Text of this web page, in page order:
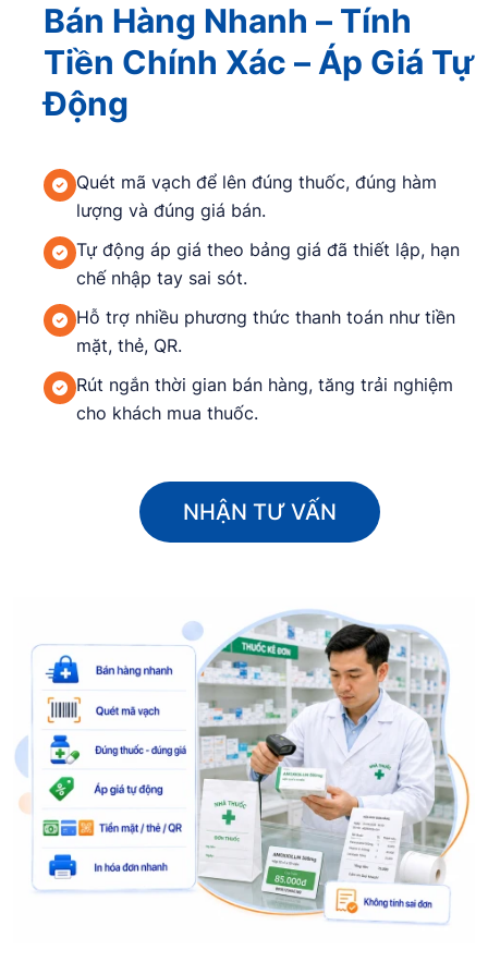
Bán Hàng Nhanh – Tính
Tiền Chính Xác – Áp Giá Tự
Động
Quét mã vạch để lên đúng thuốc, đúng hàm
lượng và đúng giá bán.
Tự động áp giá theo bảng giá đã thiết lập, hạn
chế nhập tay sai sót.
Hỗ trợ nhiều phương thức thanh toán như tiền
mặt, thẻ, QR.
Rút ngắn thời gian bán hàng, tăng trải nghiệm
cho khách mua thuốc.
NHẬN TƯ VẤN